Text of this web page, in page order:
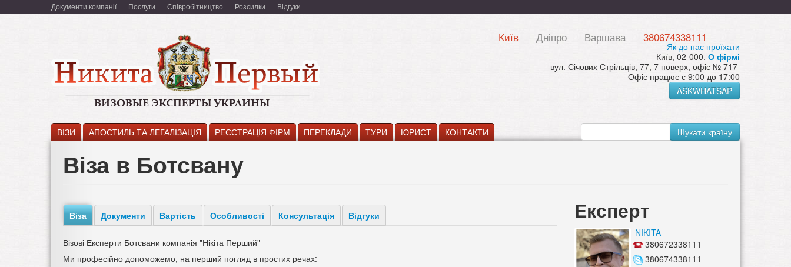
к
Документи компанії Послуги Співробітництво Розсилки Відгуки
Київ Дніпро Варшава 380674338111
Як до нас проїхати
Київ, 02-000. О фірмі
вул. Січових Стрільців, 77, 7 поверх, офіс № 717
Офіс працює с 9:00 до 17:00
ASKWHATSAP
ВІЗИ АПОСТИЛЬ ТА ЛЕГАЛІЗАЦІЯ РЕЄСТРАЦІЯ ФІРМ ПЕРЕКЛАДИ ТУРИ ЮРИСТ КОНТАКТИ Шукати країну
Віза в Ботсвану
Віза Документи Вартість Особливості Консультація Відгуки
Візові Експерти Ботсвани компанія "Нікіта Перший"
Ми професійно допоможемо, на перший погляд в простих речах:
Експерт
NIKITA
380672338111
380674338111